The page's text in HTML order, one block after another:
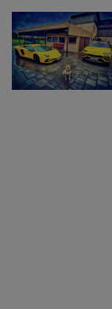
propriul record
zburat din nou
9 august 2026
Tristan Tate cer
medic
aceeași oră și
capsulele de
folosință. Noul